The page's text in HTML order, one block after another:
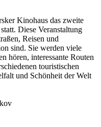
Kinohaus das zweite
Diese Veranstaltung
Reisen und
sind. Sie werden viele
hören, interessante Routen
touristischen
und Schönheit der Welt